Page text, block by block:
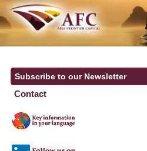
Subscribe to our Newsletter
Contact